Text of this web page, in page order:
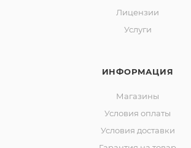
Лицензии
Услуги
ИНФОРМАЦИЯ
Магазины
Условия оплаты
Условия доставки